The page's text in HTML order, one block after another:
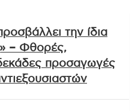
την ίδια
– Φθορές,
προσαγωγές